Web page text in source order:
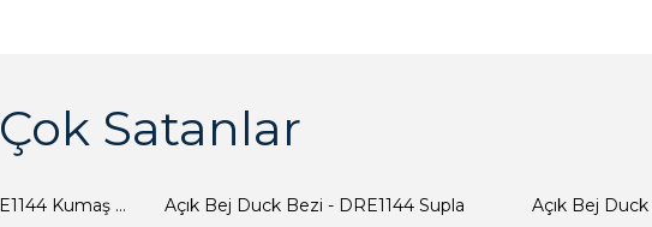
Çok Satanlar
Açık Bej Duck Bezi - DRE1144 Kumaş Peçete Açık Bej Duck Bezi - DRE1144 Supla